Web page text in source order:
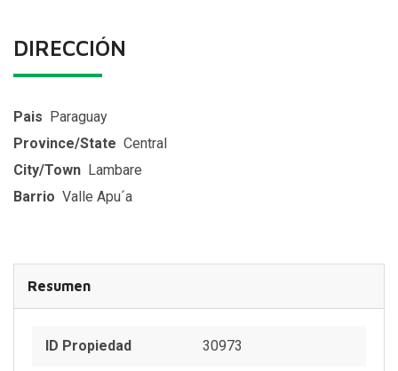
DIRECCIÓN
Pais Paraguay
Province/State Central
City/Town Lambare
Barrio Valle Apu´a
Resumen
ID Propiedad 30973